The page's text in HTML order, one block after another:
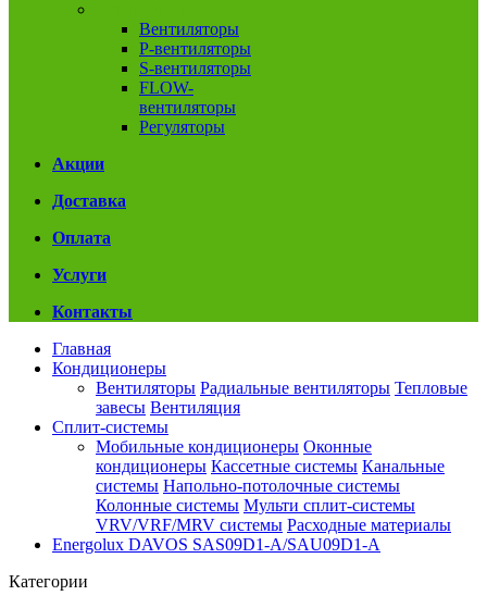
Вентиляторы
P-вентиляторы
S-вентиляторы
FLOW-
вентиляторы
Регуляторы
Акции
Доставка
Оплата
Услуги
Контакты
Главная
Кондиционеры
Вентиляторы Радиальные вентиляторы Тепловые
завесы Вентиляция
Сплит-системы
Мобильные кондиционеры Оконные
кондиционеры Кассетные системы Канальные
системы Напольно-потолочные системы
Колонные системы Мульти сплит-системы
VRV/VRF/MRV системы Расходные материалы
Energolux DAVOS SAS09D1-A/SAU09D1-A
Категории